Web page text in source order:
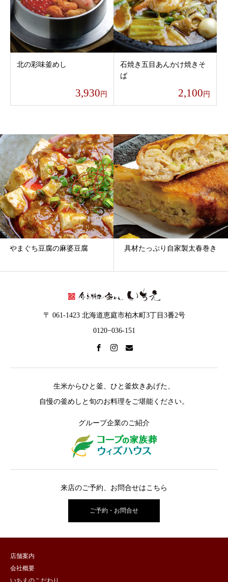
北の彩味釜めし
3,930円
石焼き五目あんかけ焼きそ
ば
2,100円
やまぐち豆腐の麻婆豆腐 具材たっぷり自家製太春巻き
〒 061-1423 北海道恵庭市柏木町3丁目3番2号
0120−036-151
生米からひと釜、ひと釜炊きあげた、
自慢の釜めしと旬のお料理をご堪能ください。
グループ企業のご紹介
来店のご予約、お問合せはこちら
ご予約・お問合せ
店舗案内
会社概要
いちえのこだわり